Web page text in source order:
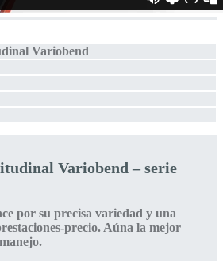
Variobend
Variobend – serie
por su precisa variedad y una
precio. Aúna la mejor